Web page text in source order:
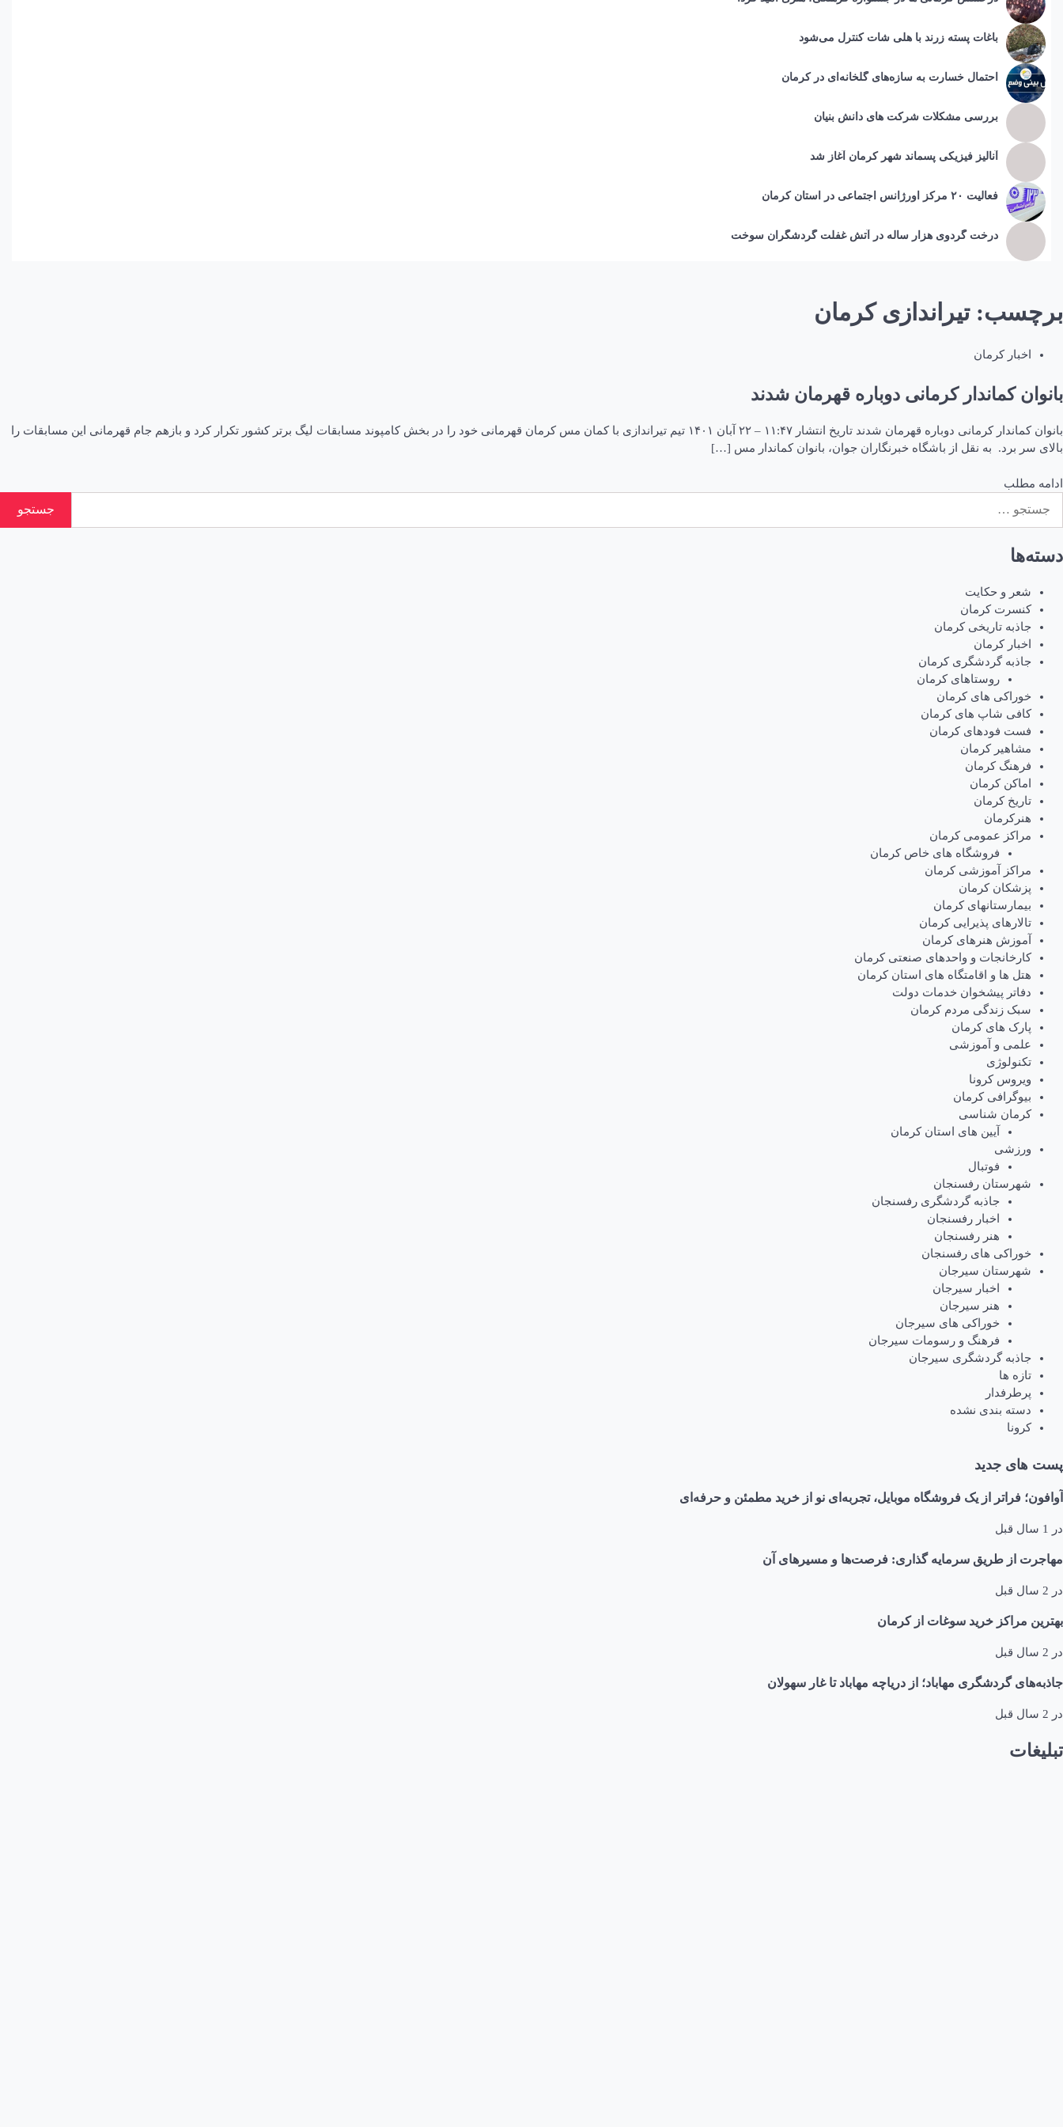
باغات پسته زرند با هلی شات کنترل می‌شود
احتمال خسارت به ساز‌ه‌های گلخانه‌ای در کرمان
بررسی مشکلات شرکت های دانش بنیان
آنالیز فیزیکی پسماند شهر کرمان آغاز شد
فعالیت ۲۰ مرکز اورژانس اجتماعی در استان کرمان
درخت گردوی هزار ساله در آتش غفلت گردشگران سوخت
برچسب:تیراندازی کرمان
اخبار کرمان
بانوان کماندار کرمانی دوباره قهرمان شدند
بانوان کماندار کرمانی دوباره قهرمان شدند تاریخ انتشار ۱۱:۴۷ – ۲۲ آبان ۱۴۰۱ تیم تیراندازی با کمان مس کرمان قهرمانی خود را در بخش کامپوند مسابقات لیگ برتر کشور تکرار کرد و بازهم جام قهرمانی این مسابقات را
بالای سر برد. به نقل از باشگاه خبرنگاران جوان، بانوان کماندار مس […]
ادامه مطلب
برای:
دسته‌ها
شعر و حکایت
کنسرت کرمان
جاذبه تاریخی کرمان
اخبار کرمان
جاذبه گردشگری کرمان
روستاهای کرمان
خوراکی های کرمان
کافی شاپ های کرمان
فست فودهای کرمان
مشاهیر کرمان
فرهنگ کرمان
اماکن کرمان
تاریخ کرمان
هنرکرمان
مراکز عمومی کرمان
فروشگاه های خاص کرمان
مراکز آموزشی کرمان
پزشکان کرمان
بیمارستانهای کرمان
تالارهای پذیرایی کرمان
آموزش هنرهای کرمان
کارخانجات و واحدهای صنعتی کرمان
هتل ها و اقامتگاه های استان کرمان
دفاتر پیشخوان خدمات دولت
سبک زندگی مردم کرمان
پارک های کرمان
علمی و آموزشی
تکنولوژی
ویروس کرونا
بیوگرافی کرمان
کرمان شناسی
آیین های استان کرمان
ورزشی
فوتبال
شهرستان رفسنجان
جاذبه گردشگری رفسنجان
اخبار رفسنجان
هنر رفسنجان
خوراکی های رفسنجان
شهرستان سیرجان
اخبار سیرجان
هنر سیرجان
خوراکی های سیرجان
فرهنگ و رسومات سیرجان
جاذبه گردشگری سیرجان
تازه ها
پرطرفدار
دسته بندی نشده
کرونا
پست های جدید
آوافون؛ فراتر از یک فروشگاه موبایل، تجربه‌ای نو از خرید مطمئن و حرفه‌ای
در 1 سال قبل
مهاجرت از طریق سرمایه گذاری: فرصت‌ها و مسیرهای آن
در 2 سال قبل
بهترین مراکز خرید سوغات از کرمان
در 2 سال قبل
جاذبه‌های گردشگری مهاباد؛ از دریاچه مهاباد تا غار سهولان
در 2 سال قبل
تبلیغات